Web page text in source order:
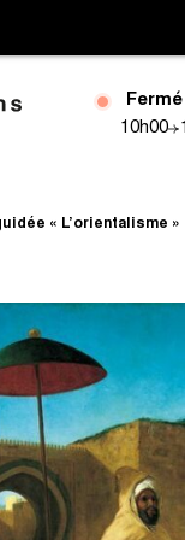
10h00
« L’orientalisme »